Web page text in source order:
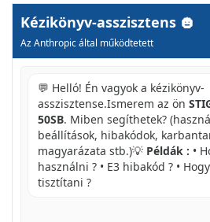
Kézikönyv-asszisztens
Az Anthropic által működtetett
💬 Helló! Én vagyok a kézikönyv-
asszisztense.Ismerem az ön
50SB. Miben segíthetek?
beállítások, hibakódok,
magyarázata stb.)💡 Példák : •
használni ? • E3 hibakód ? •
tisztítani ?